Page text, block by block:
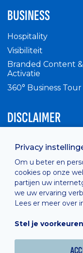
Privacy
Om u beter en
cookies op onze
partijen uw
we uw ervaring
Lees er meer over
Stel je
BUSINESS
Hospitality
Visibiliteit
Branded Content &
Activatie
360° Business Tour
DISCLAIMER
Privacy Policy
Cashless
Cookie Policy
Hosted by Combell